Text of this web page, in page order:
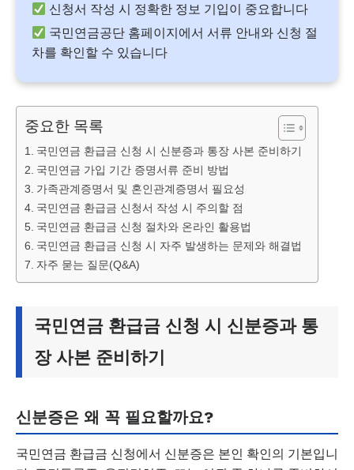
신청서 작성 시 정확한 정보 기입이 중요합니다
국민연금공단 홈페이지에서 서류 안내와 신청 절
차를 확인할 수 있습니다
중요한 목록
국민연금 환급금 신청 시 신분증과 통장 사본 준비하기
국민연금 가입 기간 증명서류 준비 방법
가족관계증명서 및 혼인관계증명서 필요성
국민연금 환급금 신청서 작성 시 주의할 점
국민연금 환급금 신청 절차와 온라인 활용법
국민연금 환급금 신청 시 자주 발생하는 문제와 해결법
자주 묻는 질문(Q&A)
국민연금 환급금 신청 시 신분증과 통
장 사본 준비하기
신분증은 왜 꼭 필요할까요?
국민연금 환급금 신청에서 신분증은 본인 확인의 기본입니